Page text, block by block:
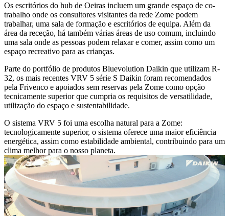
Os escritórios do hub de Oeiras incluem um grande espaço de co-
trabalho onde os consultores visitantes da rede Zome podem
trabalhar, uma sala de formação e escritórios de equipa. Além da
área da receção, há também várias áreas de uso comum, incluindo
uma sala onde as pessoas podem relaxar e comer, assim como um
espaço recreativo para as crianças.
Parte do portfólio de produtos Bluevolution Daikin que utilizam R-
32, os mais recentes VRV 5 série S Daikin foram recomendados
pela Frivenco e apoiados sem reservas pela Zome como opção
tecnicamente superior que cumpria os requisitos de versatilidade,
utilização do espaço e sustentabilidade.
O sistema VRV 5 foi uma escolha natural para a Zome:
tecnologicamente superior, o sistema oferece uma maior eficiência
energética, assim como estabilidade ambiental, contribuindo para um
clima melhor para o nosso planeta.